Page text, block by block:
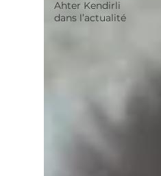
Ahter Kendirli
dans l’actualité